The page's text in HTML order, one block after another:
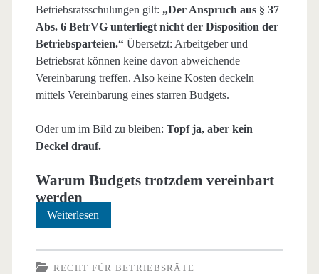
Betriebsratsschulungen gilt: „Der Anspruch aus § 37
Abs. 6 BetrVG unterliegt nicht der Disposition der
Betriebsparteien.“ Übersetzt: Arbeitgeber und
Betriebsrat können keine davon abweichende
Vereinbarung treffen. Also keine Kosten deckeln
mittels Vereinbarung eines starren Budgets.
Oder um im Bild zu bleiben: Topf ja, aber kein
Deckel drauf.
Warum Budgets trotzdem vereinbart
werden
Weiterlesen
–
RECHT FÜR BETRIEBSRÄTE